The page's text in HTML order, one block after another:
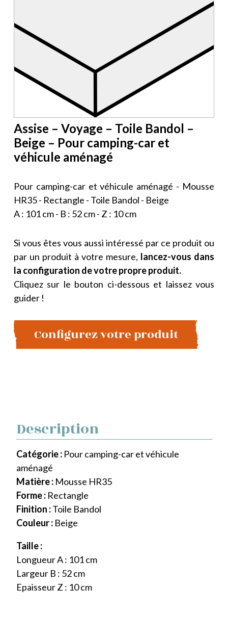
Assise – Voyage – Toile Bandol –
Beige – Pour camping-car et
véhicule aménagé
Pour camping-car et véhicule aménagé - Mousse
HR35 - Rectangle - Toile Bandol - Beige
A : 101 cm - B : 52 cm - Z : 10 cm
Si vous êtes vous aussi intéressé par ce produit ou
par un produit à votre mesure, lancez-vous dans
la configuration de votre propre produit.
Cliquez sur le bouton ci-dessous et laissez vous
guider !
Configurez votre produit
Description
Catégorie : Pour camping-car et véhicule
aménagé
Matière : Mousse HR35
Forme : Rectangle
Finition :Toile Bandol
Couleur : Beige
Taille :
Longueur A : 101 cm
Largeur B : 52 cm
Epaisseur Z : 10 cm